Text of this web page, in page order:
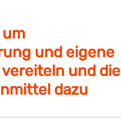
um
und eigene
und die
dazu